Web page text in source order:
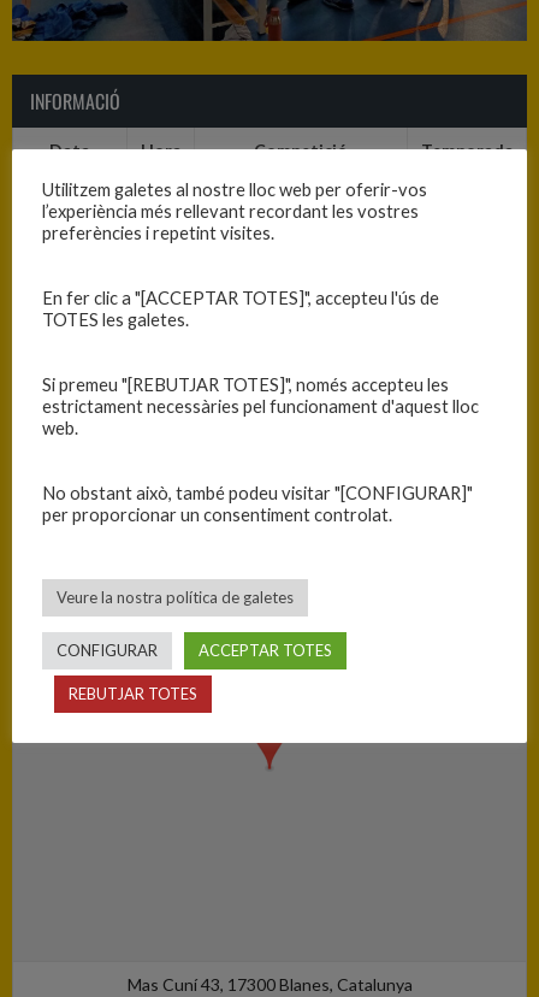
INFORMACIÓ
Data Hora Competició Temporada
05/11/2022 10:45 Cadet B femení 2022-23 2022-2023
Equip
C.B. Blanes
C.E. Palamós
PISTA
Mas Cuní 43, 17300 Blanes, Catalunya
Utilitzem galetes al nostre lloc web per oferir-vos
l’experiència més rellevant recordant les vostres
preferències i repetint visites.
En fer clic a "[ACCEPTAR TOTES]", accepteu l'ús de
TOTES les galetes.
Si premeu "[REBUTJAR TOTES]", només accepteu les
estrictament necessàries pel funcionament d'aquest lloc
web.
No obstant això, també podeu visitar "[CONFIGURAR]"
per proporcionar un consentiment controlat.
Veure la nostra política de galetes
CONFIGURAR ACCEPTAR TOTES
REBUTJAR TOTES